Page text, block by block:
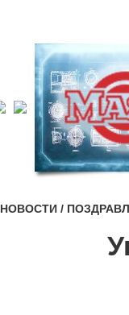
НОВОСТИ /